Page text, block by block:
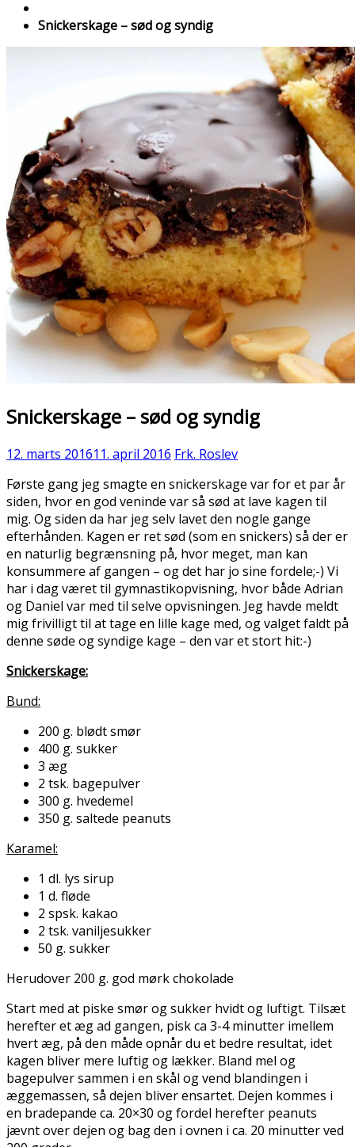
Snickerskage – sød og syndig
Snickerskage – sød og syndig
12. marts 201611. april 2016 Frk. Roslev
Første gang jeg smagte en snickerskage var for et par år
siden, hvor en god veninde var så sød at lave kagen til
mig. Og siden da har jeg selv lavet den nogle gange
efterhånden. Kagen er ret sød (som en snickers) så der er
en naturlig begrænsning på, hvor meget, man kan
konsummere af gangen – og det har jo sine fordele;-) Vi
har i dag været til gymnastikopvisning, hvor både Adrian
og Daniel var med til selve opvisningen. Jeg havde meldt
mig frivilligt til at tage en lille kage med, og valget faldt på
denne søde og syndige kage – den var et stort hit:-)
Snickerskage:
Bund:
200 g. blødt smør
400 g. sukker
3 æg
2 tsk. bagepulver
300 g. hvedemel
350 g. saltede peanuts
Karamel:
1 dl. lys sirup
1 d. fløde
2 spsk. kakao
2 tsk. vaniljesukker
50 g. sukker
Herudover 200 g. god mørk chokolade
Start med at piske smør og sukker hvidt og luftigt. Tilsæt
herefter et æg ad gangen, pisk ca 3-4 minutter imellem
hvert æg, på den måde opnår du et bedre resultat, idet
kagen bliver mere luftig og lækker. Bland mel og
bagepulver sammen i en skål og vend blandingen i
æggemassen, så dejen bliver ensartet. Dejen kommes i
en bradepande ca. 20×30 og fordel herefter peanuts
jævnt over dejen og bag den i ovnen i ca. 20 minutter ved